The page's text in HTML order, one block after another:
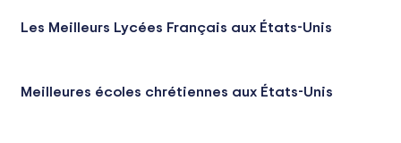
Les Meilleurs Lycées Français aux États-Unis
Meilleures écoles chrétiennes aux États-Unis